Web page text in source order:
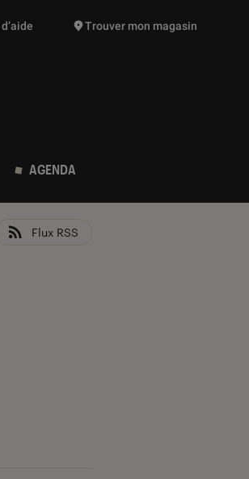
de produits vont vous être proposées
Trouver mon magasin
AGENDA
Flux RSS